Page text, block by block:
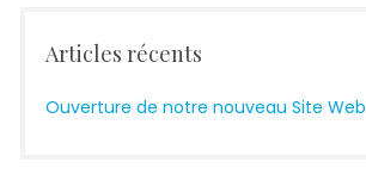
Articles récents
Ouverture de notre nouveau Site Web